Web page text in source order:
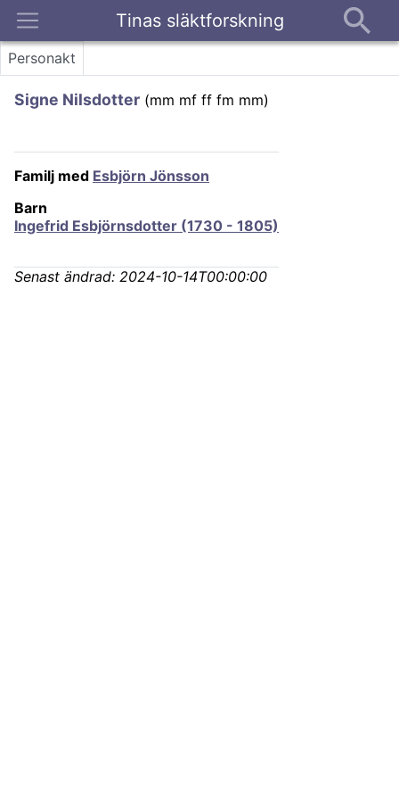
Tinas släktforskning
Kontakt
Personakt
Signe Nilsdotter (mm mf ff fm mm)
Familj med Esbjörn Jönsson
Barn
Ingefrid Esbjörnsdotter (1730 - 1805)
Senast ändrad: 2024-10-14T00:00:00